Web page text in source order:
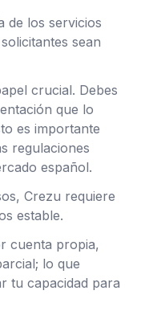
de los servicios
sean
crucial. Debes
que lo
es importante
regulaciones
español.
Crezu requiere
estable.
cuenta propia,
lo que
tu capacidad para